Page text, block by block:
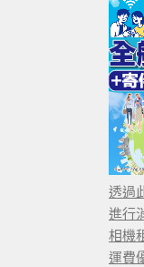
透過
進行
相機
運費